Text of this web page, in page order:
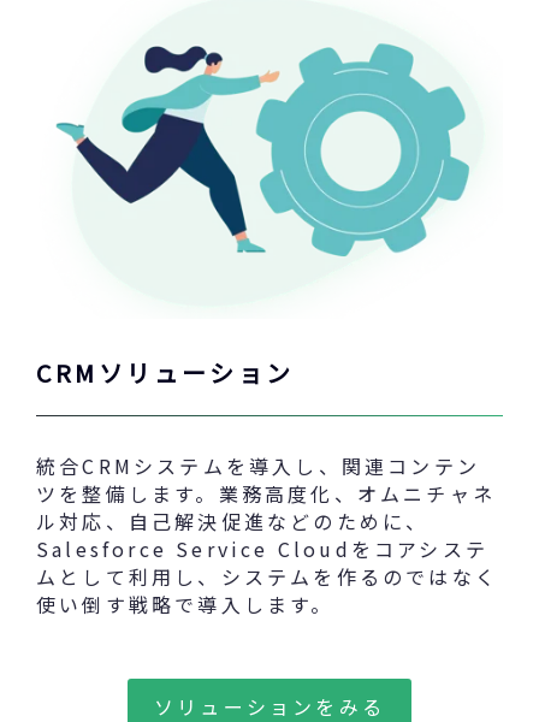
CRMソリューション
統合CRMシステムを導入し、関連コンテン
ツを整備します。業務高度化、オムニチャネ
ル対応、自己解決促進などのために、
Salesforce Service Cloudをコアシステ
ムとして利用し、システムを作るのではなく
使い倒す戦略で導入します。
ソリューションをみる